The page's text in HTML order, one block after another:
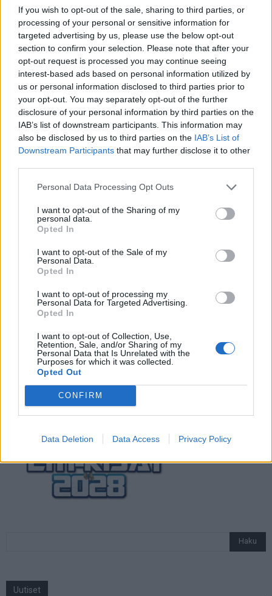
If you wish to opt-out of the sale, sharing to third parties, or
processing of your personal or sensitive information for
targeted advertising by us, please use the below opt-out
section to confirm your selection. Please note that after your
opt-out request is processed you may continue seeing
interest-based ads based on personal information utilized by
us or personal information disclosed to third parties prior to
your opt-out. You may separately opt-out of the further
disclosure of your personal information by third parties on the
IAB’s list of downstream participants. This information may
also be disclosed by us to third parties on the IAB’s List of
Downstream Participants that may further disclose it to other
Personal Data Processing Opt Outs
I want to opt-out of the Sharing of my
personal data.
Opted In
I want to opt-out of the Sale of my
Personal Data.
Opted In
I want to opt-out of processing my
Personal Data for Targeted Advertising.
Opted In
I want to opt-out of Collection, Use,
Retention, Sale, and/or Sharing of my
Personal Data that Is Unrelated with the
Purposes for which it was collected.
Opted Out
CONFIRM
Data Deletion Data Access Privacy Policy
Edellinen artikkeli
Huuhkajat lokakuun MM-
karsintaotteluihin nimetty – Tim
Sparvia ei nimetty!
Seuraava artikkeli
Huuhkajilla suuri ottelu Ukrainaa
vastaan – huolestuttava tilasto
rasitteena
LIITTYVÄT ARTIKKELIT LISÄÄ TEKIJÄLTÄ
Suomen MM-karsintojen näkymät –
todellinen jalkapallokommentaattorin
analyysi
näin katsot ottelun
Jalkapallon U21 EM-kisat 2025 – tässä
otteluohjelma ja Suomen joukkue
Uutiset